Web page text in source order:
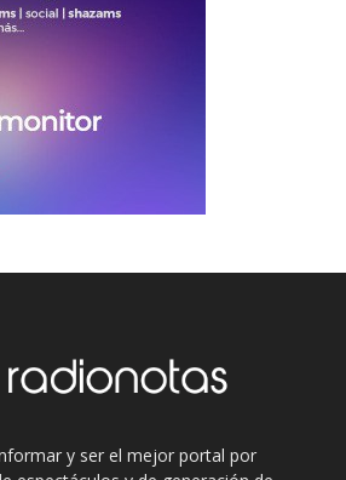
y ser el mejor portal por